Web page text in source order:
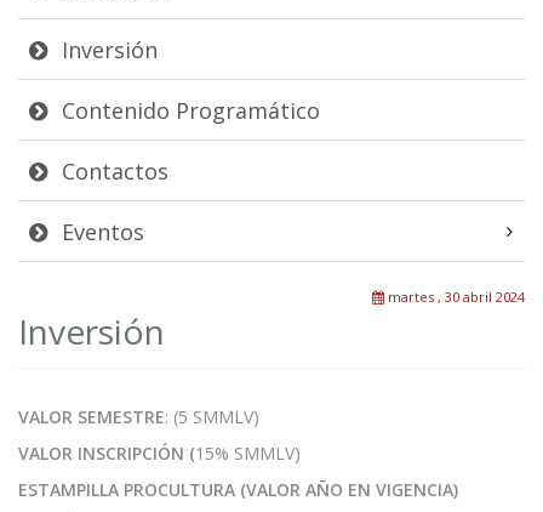
Inversión
Contenido Programático
Contactos
Eventos
martes , 30 abril 2024
Inversión
VALOR SEMESTRE: (5 SMMLV)
VALOR INSCRIPCIÓN (15% SMMLV)
ESTAMPILLA PROCULTURA (VALOR AÑO EN VIGENCIA)